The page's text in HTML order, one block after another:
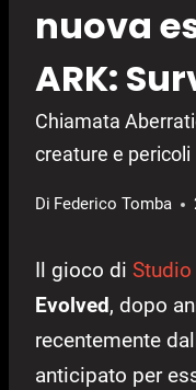
nuova
ARK:
Chiamata
creature e pericoli
Di Federico Tomba
Il gioco di
Evolved, dopo
recentemente
anticipato per